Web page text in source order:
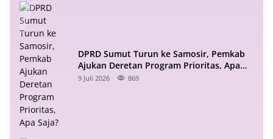
DPRD Sumut Turun ke Samosir, Pemkab
Ajukan Deretan Program Prioritas, Apa
Saja?
9 Juli 2026 869